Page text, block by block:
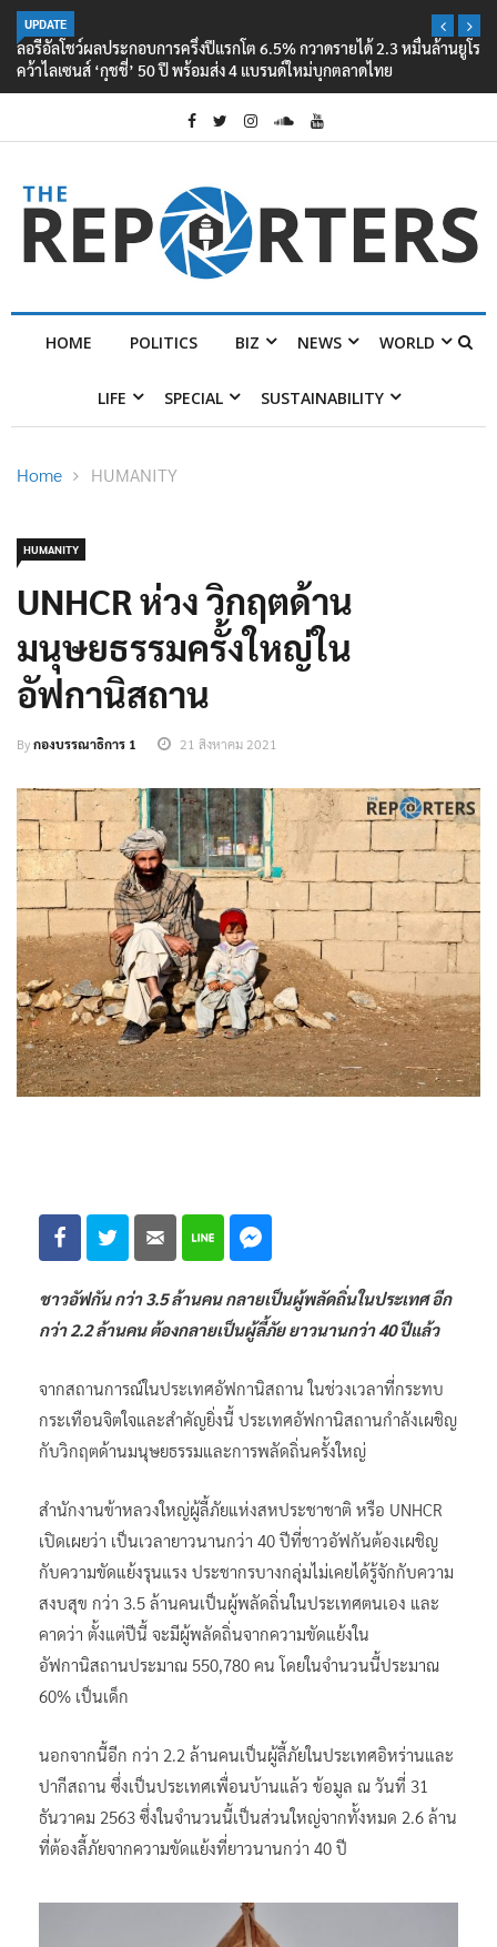
UPDATE
ลอรีอัลโชว์ผลประกอบการครึ่งปีแรกโต 6.5% กวาดรายได้ 2.3 หมื่นล้านยูโร
คว้าไลเซนส์ ‘กุชชี่’ 50 ปี พร้อมส่ง 4 แบรนด์ใหม่บุกตลาดไทย
HOME POLITICS BIZ NEWS WORLD
LIFE SPECIAL SUSTAINABILITY
Home HUMANITY
HUMANITY
UNHCR ห่วง วิกฤตด้าน
มนุษยธรรมครั้งใหญ่ใน
อัฟกานิสถาน
Byกองบรรณาธิการ 1 21 สิงหาคม 2021
ชาวอัฟกัน กว่า 3.5 ล้านคน กลายเป็นผู้พลัดถิ่นในประเทศ อีก
กว่า 2.2 ล้านคน ต้องกลายเป็นผู้ลี้ภัย ยาวนานกว่า 40 ปีแล้ว
จากสถานการณ์ในประเทศอัฟกานิสถาน ในช่วงเวลาที่กระทบ
กระเทือนจิตใจและสำคัญยิ่งนี้ ประเทศอัฟกานิสถานกำลังเผชิญ
กับวิกฤตด้านมนุษยธรรมและการพลัดถิ่นครั้งใหญ่
สำนักงานข้าหลวงใหญ่ผู้ลี้ภัยแห่งสหประชาชาติ หรือ UNHCR
เปิดเผยว่า เป็นเวลายาวนานกว่า 40 ปีที่ชาวอัฟกันต้องเผชิญ
กับความขัดแย้งรุนแรง ประชากรบางกลุ่มไม่เคยได้รู้จักกับความ
สงบสุข กว่า 3.5 ล้านคนเป็นผู้พลัดถิ่นในประเทศตนเอง และ
คาดว่า ตั้งแต่ปีนี้ จะมีผู้พลัดถิ่นจากความขัดแย้งใน
อัฟกานิสถานประมาณ 550,780 คน โดยในจำนวนนี้ประมาณ
60% เป็นเด็ก
นอกจากนี้อีก กว่า 2.2 ล้านคนเป็นผู้ลี้ภัยในประเทศอิหร่านและ
ปากีสถาน ซึ่งเป็นประเทศเพื่อนบ้านแล้ว ข้อมูล ณ วันที่ 31
ธันวาคม 2563 ซึ่งในจำนวนนี้เป็นส่วนใหญ่จากทั้งหมด 2.6 ล้าน
ที่ต้องลี้ภัยจากความขัดแย้งที่ยาวนานกว่า 40 ปี